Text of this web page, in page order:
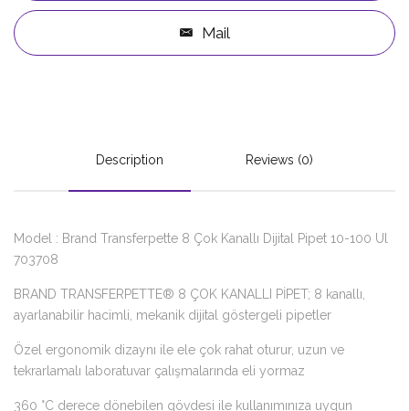
Mail
Description Reviews (0)
Model : Brand Transferpette 8 Çok Kanallı Dijital Pipet 10-100 Ul
703708
BRAND TRANSFERPETTE® 8 ÇOK KANALLI PİPET; 8 kanallı,
ayarlanabilir hacimli, mekanik dijital göstergeli pipetler
Özel ergonomik dizaynı ile ele çok rahat oturur, uzun ve
tekrarlamalı laboratuvar çalışmalarında eli yormaz
360 °C derece dönebilen gövdesi ile kullanımınıza uygun